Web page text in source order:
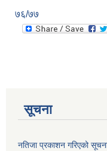
७६/७७
सूचना
नतिजा प्रकाशन गरिएको